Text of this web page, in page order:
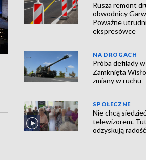
Rusza remont
obwodnicy
Poważne
ekspresówce
NA DROGACH
Próba defilady
Zamknięta
zmiany w ruchu
SPOŁECZNE
Nie chcą
telewizorem.
odzyskują